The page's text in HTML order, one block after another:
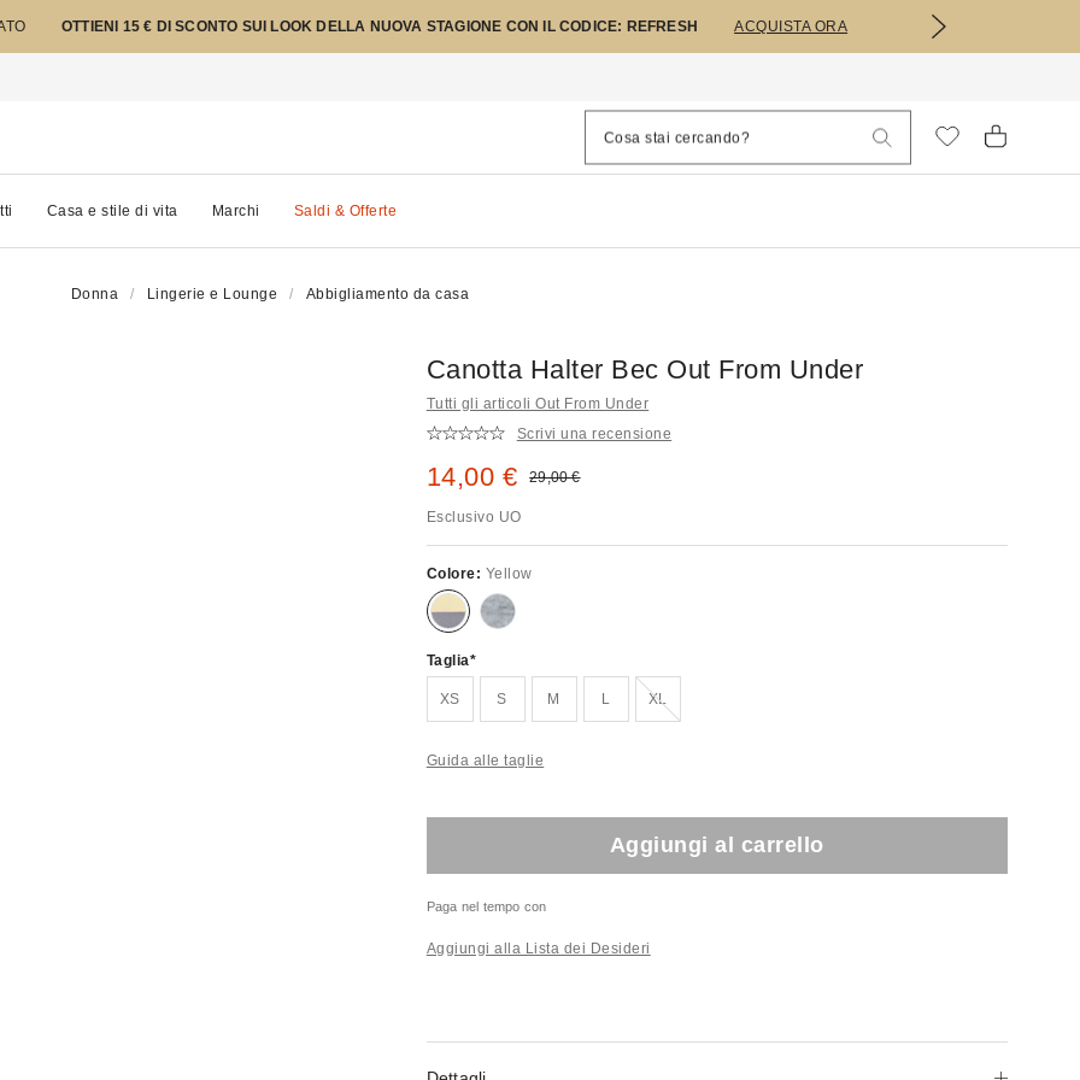
OTTIENI 15 € DI SCONTO SUI LOOK DELLA NUOVA STAGIONE CON IL CODICE: REFRESH ACQUISTA ORA
Casa e stile di vita Marchi Saldi & Offerte
Donna Lingerie e Lounge Abbigliamento da casa
Canotta Halter Bec Out From Under
Tutti gli articoli Out From Under
Scrivi una recensione
Prezzo di vendita:
14,00 € Prezzo originale:
29,00 €
Esclusivo UO
Colore: Yellow
Taglia
XS S M L XLEsaurito!
Guida alle taglie
Aggiungi al carrello
Paga nel tempo con
Aggiungi alla Lista dei Desideri